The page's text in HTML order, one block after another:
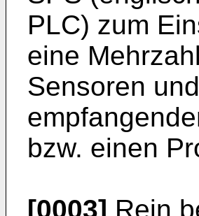
PLC) zum
eine
Sensoren
bzw. einen
[0003] Rein